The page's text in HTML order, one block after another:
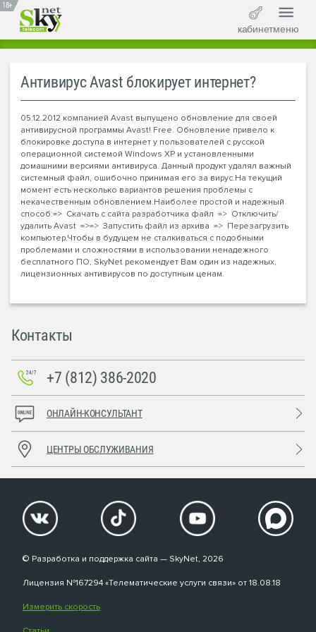
18+
кабинетменю
Антивирус Avast блокирует интернет?
05.12.2012 компанией Avast выпущено обновление для своей
антивирусной программы Avast! Free. Обновление привело к
блокировке доступа в интернет у пользователей с русской
операционной системой Windows XP и установленными
домашними версиями антивируса. Данный продукт удалял важный
системный файл, ошибочно принимая его за вирус.На текущий
момент есть несколько вариантов решения проблемы с
некачественным обновлением.Наиболее простой и надежный
способ:=> Скачать с сайта разработчика файл => Отключить/
удалить Avast =>=> Запустить файл из архива => Перезагрузить
компьютер.Чтобы в будущем не сталкиваться с подобными
проблемами и сложностями в использовании ненадежного
бесплатного ПО, SkyNet рекомендует Вам один из надежных,
лицензионных антивирусов по доступным ценам.
Контакты
+7 (812) 386-2020
ОНЛАЙН-КОНСУЛЬТАНТ
ЦЕНТРЫ ОБСЛУЖИВАНИЯ
© Разработка и поддержка сайта — SkyNet, 2026
Лицензия №167294 «Телематические услуги связи» от 18.08.18
Измерить скорость